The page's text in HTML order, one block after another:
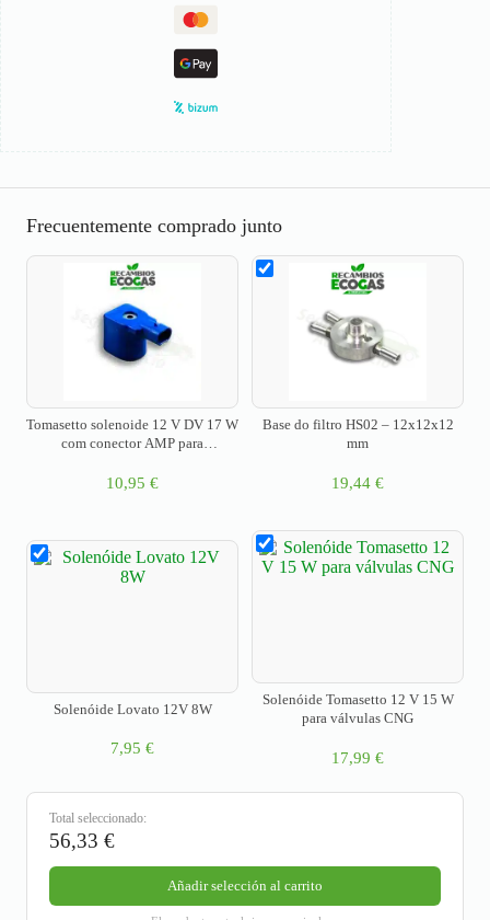
Frecuentemente comprado junto
Tomasetto solenoide 12 V DV 17 W
com conector AMP para
10,95 €
Base do filtro HS02 – 12x12x12
mm
19,44 €
Solenóide Lovato 12V 8W
7,95 €
Solenóide Tomasetto 12 V 15 W
para válvulas CNG
17,99 €
Total seleccionado:
56,33 €
Añadir selección al carrito